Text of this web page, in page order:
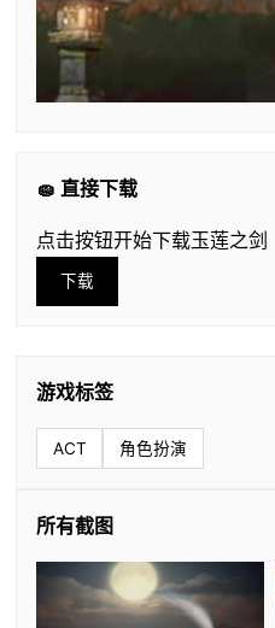
🧽 直接下载
点击按钮开始下载玉莲之剑
下载
游戏标签
ACT 角色扮演
所有截图